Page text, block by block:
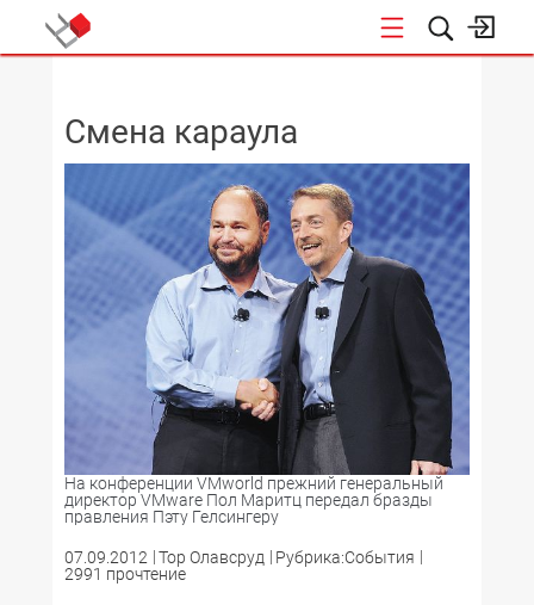
Смена караула
На конференции VMworld­ прежний генеральный
директор VMware Пол Маритц передал бразды
правления Пэту Гелсингеру
07.09.2012 Тор Олавсруд
Рубрика:События
2991 прочтение